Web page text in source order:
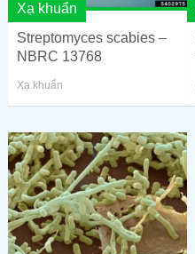
Xạ khuẩn
Streptomyces scabies –
NBRC 13768
Xạ khuẩn